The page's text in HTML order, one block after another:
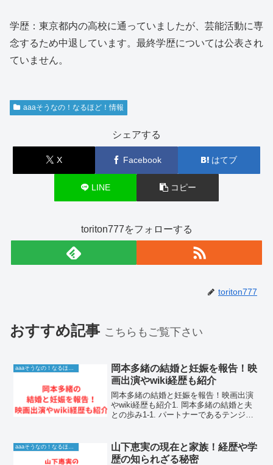
学歴：東京都内の高校に通っていましたが、芸能活動に専
念するため中退しています。最終学歴については公表され
ていません。
aaaそうなの！なるほど！情報
シェアする
X Facebook はてブ
LINE コピー
toriton777をフォローする
toriton777
おすすめ記事 こちらもご覧下さい
岡本多緒の結婚と妊娠を報告！映
画出演やwiki経歴も紹介
岡本多緒の結婚と妊娠を報告！映画出演
やwiki経歴も紹介1. 岡本多緒の結婚と夫
との歩み1-1. パートナーであるテンジ
するテンジン・ワイルドさんと結婚して
います。チベ...
山下恵実の現在と家族！経歴や学
歴の知られざる秘密